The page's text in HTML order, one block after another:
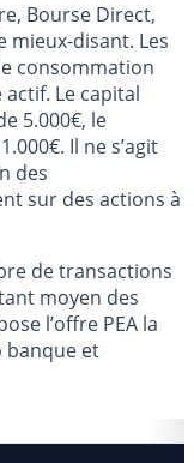
Bourse Direct,
mieux-disant. Les
consommation
Le capital
5.000€, le
Il ne s’agit
des
sur des actions à
de transactions
moyen des
l’offre PEA la
banque et